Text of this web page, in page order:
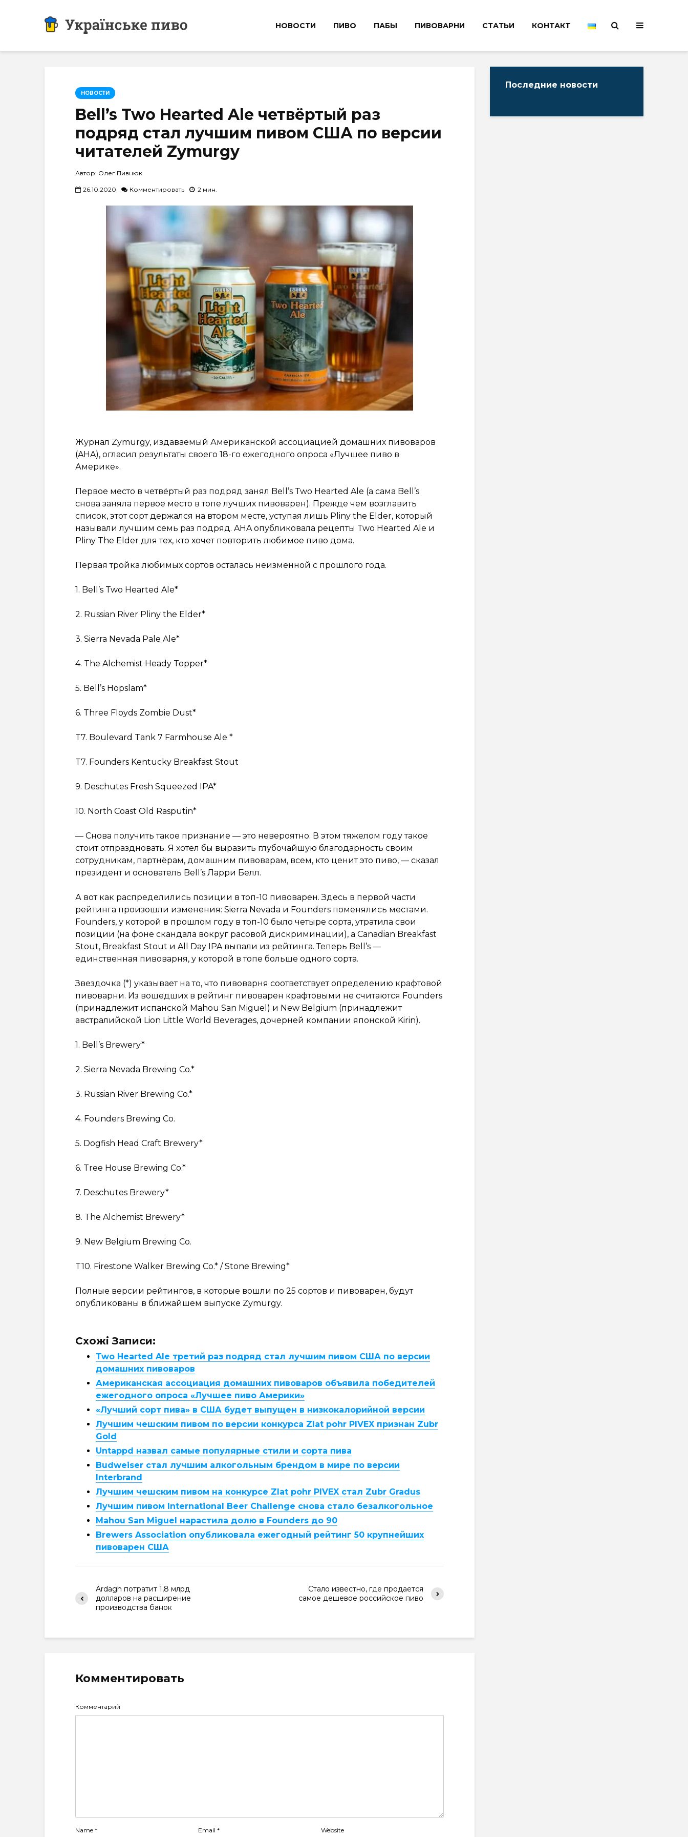
НОВОСТИ ПИВО ПАБЫ ПИВОВАРНИ СТАТЬИ КОНТАКТ
НОВОСТИ
Bell’s Two Hearted Ale четвёртый раз
подряд стал лучшим пивом США по версии
читателей Zymurgy
Автор: Олег Пивнюк
26.10.2020 Комментировать 2 мин.
Журнал Zymurgy, издаваемый Американской ассоциацией домашних пивоваров
(AHA), огласил результаты своего 18-го ежегодного опроса «Лучшее пиво в
Америке».
Первое место в четвёртый раз подряд занял Bell’s Two Hearted Ale (а сама Bell’s
снова заняла первое место в топе лучших пивоварен). Прежде чем возглавить
список, этот сорт держался на втором месте, уступая лишь Pliny the Elder, который
называли лучшим семь раз подряд. AHA опубликовала рецепты Two Hearted Ale и
Pliny The Elder для тех, кто хочет повторить любимое пиво дома.
Первая тройка любимых сортов осталась неизменной с прошлого года.
1. Bell’s Two Hearted Ale*
2. Russian River Pliny the Elder*
3. Sierra Nevada Pale Ale*
4. The Alchemist Heady Topper*
5. Bell’s Hopslam*
6. Three Floyds Zombie Dust*
T7. Boulevard Tank 7 Farmhouse Ale *
T7. Founders Kentucky Breakfast Stout
9. Deschutes Fresh Squeezed IPA*
10. North Coast Old Rasputin*
— Снова получить такое признание — это невероятно. В этом тяжелом году такое
стоит отпраздновать. Я хотел бы выразить глубочайшую благодарность своим
сотрудникам, партнёрам, домашним пивоварам, всем, кто ценит это пиво, — сказал
президент и основатель Bell’s Ларри Белл.
А вот как распределились позиции в топ-10 пивоварен. Здесь в первой части
рейтинга произошли изменения: Sierra Nevada и Founders поменялись местами.
Founders, у которой в прошлом году в топ-10 было четыре сорта, утратила свои
позиции (на фоне скандала вокруг расовой дискриминации), а Canadian Breakfast
Stout, Breakfast Stout и All Day IPA выпали из рейтинга. Теперь Bell’s —
единственная пивоварня, у которой в топе больше одного сорта.
Звездочка (*) указывает на то, что пивоварня соответствует определению крафтовой
пивоварни. Из вошедших в рейтинг пивоварен крафтовыми не считаются Founders
(принадлежит испанской Mahou San Miguel) и New Belgium (принадлежит
австралийской Lion Little World Beverages, дочерней компании японской Kirin).
1. Bell’s Brewery*
2. Sierra Nevada Brewing Co.*
3. Russian River Brewing Co.*
4. Founders Brewing Co.
5. Dogfish Head Craft Brewery*
6. Tree House Brewing Co.*
7. Deschutes Brewery*
8. The Alchemist Brewery*
9. New Belgium Brewing Co.
T10. Firestone Walker Brewing Co.* / Stone Brewing*
Полные версии рейтингов, в которые вошли по 25 сортов и пивоварен, будут
опубликованы в ближайшем выпуске Zymurgy.
Схожі Записи:
Two Hearted Ale третий раз подряд стал лучшим пивом США по версии
домашних пивоваров
Американская ассоциация домашних пивоваров объявила победителей
ежегодного опроса «Лучшее пиво Америки»
«Лучший сорт пива» в США будет выпущен в низкокалорийной версии
Лучшим чешским пивом по версии конкурса Zlat pohr PIVEX признан Zubr
Gold
Untappd назвал самые популярные стили и сорта пива
Budweiser стал лучшим алкогольным брендом в мире по версии
Interbrand
Лучшим чешским пивом на конкурсе Zlat pohr PIVEX стал Zubr Gradus
Лучшим пивом International Beer Challenge снова стало безалкогольное
Mahou San Miguel нарастила долю в Founders до 90
Brewers Association опубликовала ежегодный рейтинг 50 крупнейших
пивоварен США
Ardagh потратит 1,8 млрд
долларов на расширение
производства банок
Стало известно, где продается
самое дешевое российское пиво
Комментировать
Комментарий
Name * Email * Website
Последние новости